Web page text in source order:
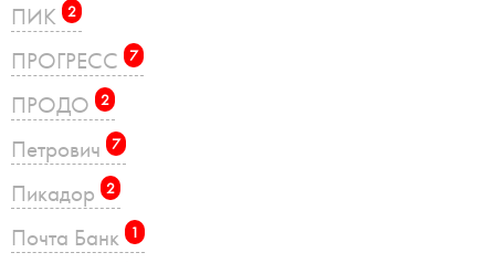
ПИК 2
ПРОГРЕСС 7
ПРОДО 2
Петрович 7
Пикадор 2
Почта Банк 1